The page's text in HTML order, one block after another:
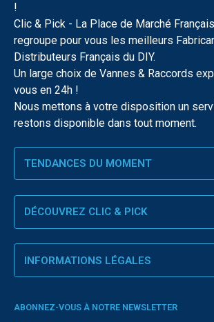
!
Clic & Pick - La Place de Marché
regroupe pour vous les meilleurs
Distributeurs Français du DIY.
Un large choix de Vannes & Raccords
vous en 24h !
Nous mettons à votre disposition un
restons disponible dans tout moment.
TENDANCES DU MOMENT
DÉCOUVREZ CLIC & PICK
INFORMATIONS LÉGALES
ABONNEZ-VOUS À NOTRE NEWSLETTER